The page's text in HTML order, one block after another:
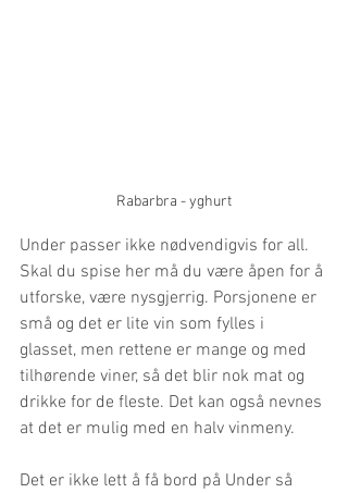
Rabarbra - yghurt
Under passer ikke nødvendigvis for all.
Skal du spise her må du være åpen for å
utforske, være nysgjerrig. Porsjonene er
små og det er lite vin som fylles i
glasset, men rettene er mange og med
tilhørende viner, så det blir nok mat og
drikke for de fleste. Det kan også nevnes
at det er mulig med en halv vinmeny.
Det er ikke lett å få bord på Under så